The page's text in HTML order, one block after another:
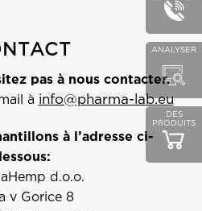
pas à nous contacter.
à info@pharma-lab.eu
à l’adresse ci-
d.o.o.
v Gorice 8
ANALYSER
DES
PRODUITS